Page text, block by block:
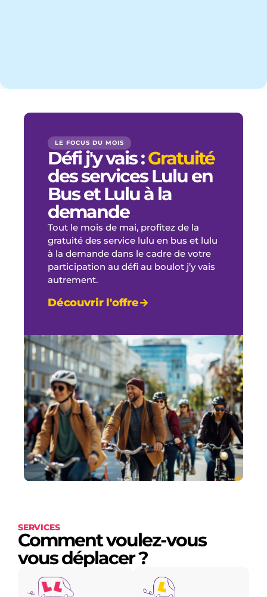
LE FOCUS DU MOIS
Défi j'y vais :Gratuité
des services Lulu en
Bus et Lulu à la
demande
Tout le mois de mai, profitez de la
gratuité des service lulu en bus et lulu
à la demande dans le cadre de votre
participation au défi au boulot j’y vais
autrement.
Découvrir l'offre→
SERVICES
Comment voulez-vous
vous déplacer ?